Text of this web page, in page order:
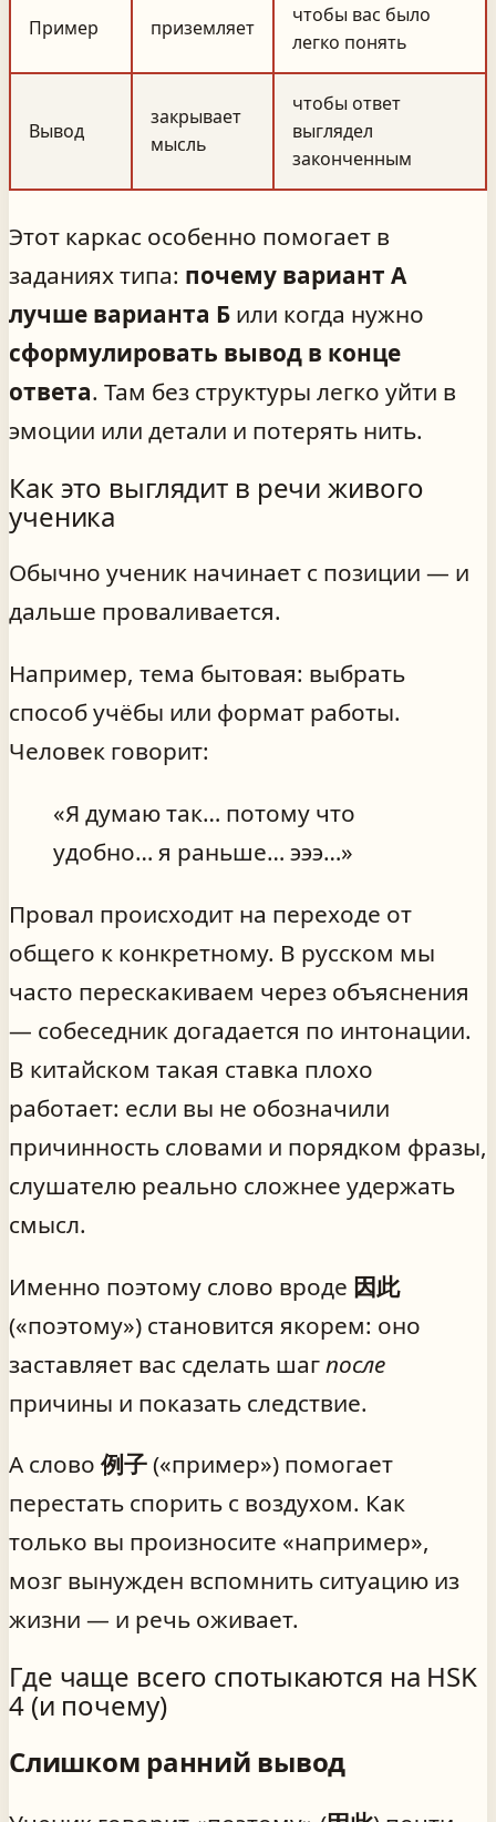
Пример приземляет
чтобы вас было
легко понять
Вывод
закрывает
мысль
чтобы ответ
выглядел
законченным
Этот каркас особенно помогает в
заданиях типа: почему вариант А
лучше варианта Б или когда нужно
сформулировать вывод в конце
ответа. Там без структуры легко уйти в
эмоции или детали и потерять нить.
Как это выглядит в речи живого
ученика
Обычно ученик начинает с позиции — и
дальше проваливается.
Например, тема бытовая: выбрать
способ учёбы или формат работы.
Человек говорит:
«Я думаю так… потому что
удобно… я раньше… эээ…»
Провал происходит на переходе от
общего к конкретному. В русском мы
часто перескакиваем через объяснения
— собеседник догадается по интонации.
В китайском такая ставка плохо
работает: если вы не обозначили
причинность словами и порядком фразы,
слушателю реально сложнее удержать
смысл.
Именно поэтому слово вроде 因此
(«поэтому») становится якорем: оно
заставляет вас сделать шагпосле
причины и показать следствие.
А слово 例子(«пример») помогает
перестать спорить с воздухом. Как
только вы произносите «например»,
мозг вынужден вспомнить ситуацию из
жизни — и речь оживает.
Где чаще всего спотыкаются на HSK
4 (и почему)
Слишком ранний вывод